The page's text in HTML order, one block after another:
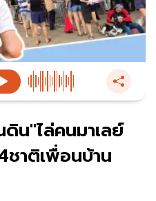
น"ไล่คนมาเลย์
ชาติเพื่อนบ้าน